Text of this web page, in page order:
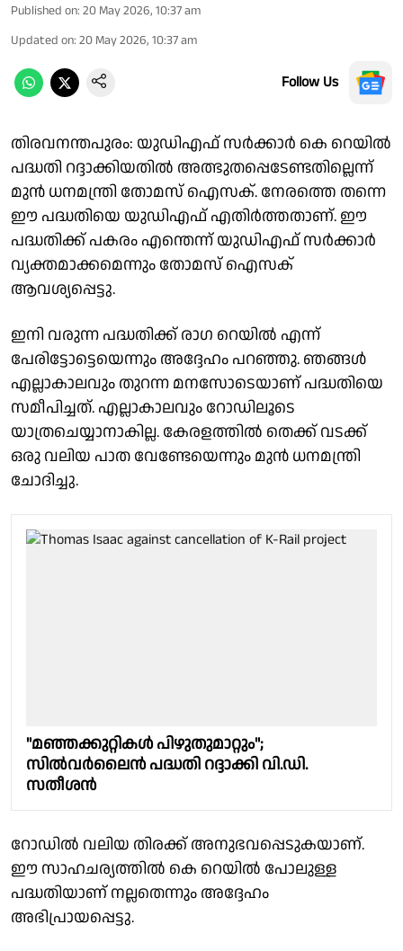
Published on: 20 May 2026, 10:37 am
Updated on: 20 May 2026, 10:37 am
Follow Us
തിരവനന്തപുരം: യുഡിഎഫ് സർക്കാർ കെ റെയിൽ
പദ്ധതി റദ്ദാക്കിയതിൽ അത്ഭുതപ്പെടേണ്ടതില്ലെന്ന്
മുൻ ധനമന്ത്രി തോമസ് ഐസക്. നേരത്തെ തന്നെ
ഈ പദ്ധതിയെ യുഡിഎഫ് എതിർത്തതാണ്. ഈ
പദ്ധതിക്ക് പകരം എന്തെന്ന് യുഡിഎഫ് സർക്കാർ
വ്യക്തമാക്കമെന്നും തോമസ് ഐസക്
ആവശ്യപ്പെട്ടു.
ഇനി വരുന്ന പദ്ധതിക്ക് രാഗ റെയിൽ എന്ന്
പേരിട്ടോട്ടെയെന്നും അദ്ദേഹം പറഞ്ഞു. ഞങ്ങൾ
എല്ലാകാലവും തുറന്ന മനസോടെയാണ് പദ്ധതിയെ
സമീപിച്ചത്. എല്ലാകാലവും റോഡിലൂടെ
യാത്രചെയ്യാനാകില്ല. കേരളത്തിൽ തെക്ക് വടക്ക്
ഒരു വലിയ പാത വേണ്ടേയെന്നും മുൻ ധനമന്ത്രി
ചോദിച്ചു.
"മഞ്ഞക്കുറ്റികള്‍ പിഴുതുമാറ്റും";
സില്‍വര്‍ലൈന്‍ പദ്ധതി റദ്ദാക്കി വി.ഡി.
സതീശൻ
റോഡിൽ വലിയ തിരക്ക് അനുഭവപ്പെടുകയാണ്.
ഈ സാഹചര്യത്തിൽ കെ റെയിൽ പോലുള്ള
പദ്ധതിയാണ് നല്ലതെന്നും അദ്ദേഹം
അഭിപ്രായപ്പെട്ടു.